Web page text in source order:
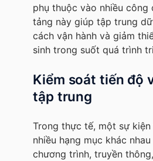
phụ thuộc vào nhiều công
tảng này giúp tập trung
cách vận hành và giảm
sinh trong suốt quá trình
Kiểm soát tiến độ
tập trung
Trong thực tế, một sự
nhiều hạng mục khác
chương trình, truyền